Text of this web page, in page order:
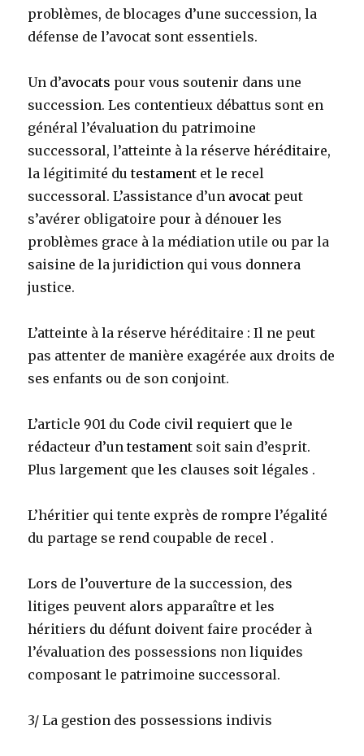
problèmes, de blocages d’une succession, la
défense de l’avocat sont essentiels.
Un d’avocats pour vous soutenir dans une
succession. Les contentieux débattus sont en
général l’évaluation du patrimoine
successoral, l’atteinte à la réserve héréditaire,
la légitimité dutestament et le recel
successoral. L’assistance d’un avocat peut
s’avérer obligatoire pour à dénouer les
problèmes grace à la médiation utile ou par la
saisine de la juridiction qui vous donnera
justice.
L’atteinte à la réserve héréditaire : Il ne peut
pas attenter de manière exagérée aux droits de
ses enfants ou de son conjoint.
L’article 901 du Code civil requiert que le
rédacteur d’untestament soit sain d’esprit.
Plus largement que les clauses soit légales .
L’héritier qui tente exprès de rompre l’égalité
du partage se rend coupable de recel .
Lors de l’ouverture de la succession, des
litiges peuvent alors apparaître et les
héritiers du défunt doivent faire procéder à
l’évaluation des possessions non liquides
composant le patrimoine successoral.
3/ La gestion des possessions indivis